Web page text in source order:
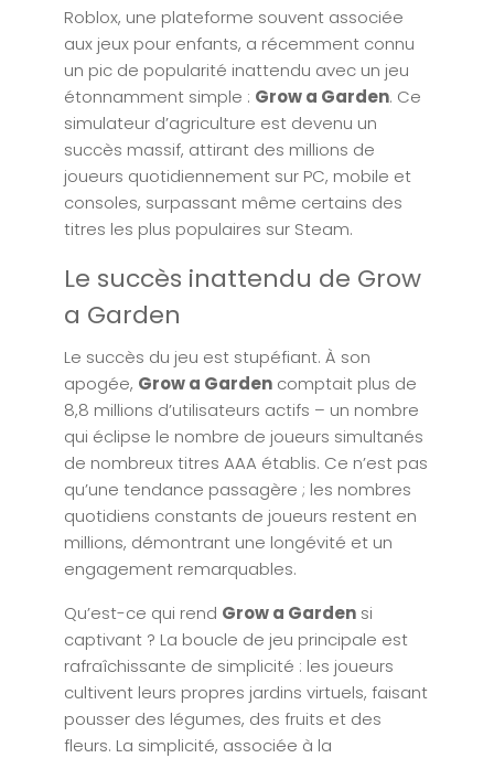
Roblox, une plateforme souvent associée
aux jeux pour enfants, a récemment connu
un pic de popularité inattendu avec un jeu
étonnamment simple : Grow a Garden. Ce
simulateur d’agriculture est devenu un
succès massif, attirant des millions de
joueurs quotidiennement sur PC, mobile et
consoles, surpassant même certains des
titres les plus populaires sur Steam.
Le succès inattendu de Grow
a Garden
Le succès du jeu est stupéfiant. À son
apogée, Grow a Garden comptait plus de
8,8 millions d’utilisateurs actifs – un nombre
qui éclipse le nombre de joueurs simultanés
de nombreux titres AAA établis. Ce n’est pas
qu’une tendance passagère ; les nombres
quotidiens constants de joueurs restent en
millions, démontrant une longévité et un
engagement remarquables.
Qu’est-ce qui rend Grow a Garden si
captivant ? La boucle de jeu principale est
rafraîchissante de simplicité : les joueurs
cultivent leurs propres jardins virtuels, faisant
pousser des légumes, des fruits et des
fleurs. La simplicité, associée à la